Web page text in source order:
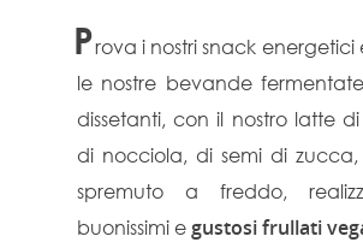
Prova i nostri snack energetici
le nostre bevande
dissetanti, con il nostro latte
di nocciola, di semi di zucca,
spremuto a freddo,
buonissimi e gustosi frullati